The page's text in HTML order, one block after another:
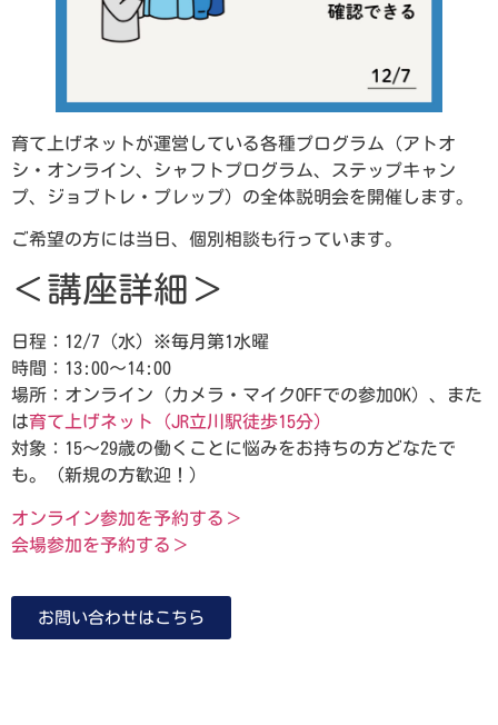
育て上げネットが運営している各種プログラム（アトオ
シ・オンライン、シャフトプログラム、ステップキャン
プ、ジョブトレ・プレップ）の全体説明会を開催します。
ご希望の方には当日、個別相談も行っています。
＜講座詳細＞
日程：12/7（水）※毎月第1水曜
時間：13:00～14:00
場所：オンライン（カメラ・マイクOFFでの参加OK）、また
は育て上げネット（JR立川駅徒歩15分）
対象：15～29歳の働くことに悩みをお持ちの方どなたで
も。（新規の方歓迎！）
オンライン参加を予約する＞
会場参加を予約する＞
お問い合わせはこちら